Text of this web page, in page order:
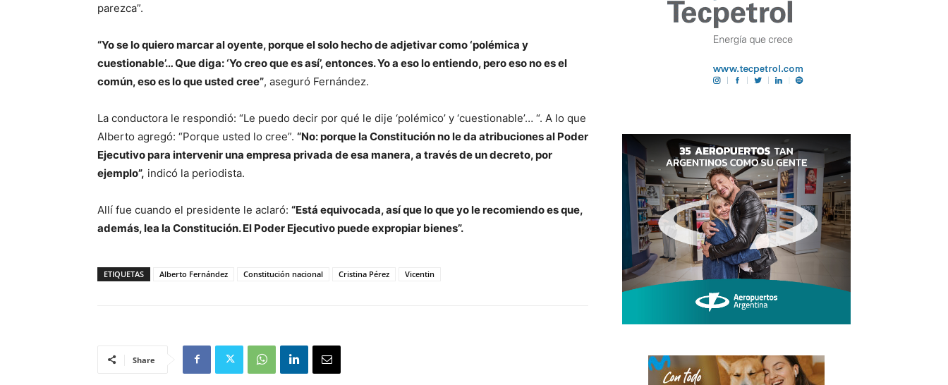
parezca”.
“Yo se lo quiero marcar al oyente, porque el solo hecho de adjetivar como ‘polémica y
cuestionable’… Que diga: ‘Yo creo que es así’, entonces. Yo a eso lo entiendo, pero eso no es el
común, eso es lo que usted cree”, aseguró Fernández.
La conductora le respondió: “Le puedo decir por qué le dije ‘polémico’ y ‘cuestionable’… “. A lo que
Alberto agregó: “Porque usted lo cree”. “No: porque la Constitución no le da atribuciones al Poder
Ejecutivo para intervenir una empresa privada de esa manera, a través de un decreto, por
ejemplo”, indicó la periodista.
Allí fue cuando el presidente le aclaró: “Está equivocada, así que lo que yo le recomiendo es que,
además, lea la Constitución. El Poder Ejecutivo puede expropiar bienes”.
ETIQUETAS Alberto Fernández Constitución nacional Cristina Pérez Vicentin
Share